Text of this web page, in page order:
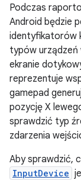
Podczas
Android będzie
identyfikatorów
typów urządzeń
ekranie
reprezentuje
gamepad
pozycję X
sprawdzić typ
zdarzenia
Aby sprawdzić,
InputDevice